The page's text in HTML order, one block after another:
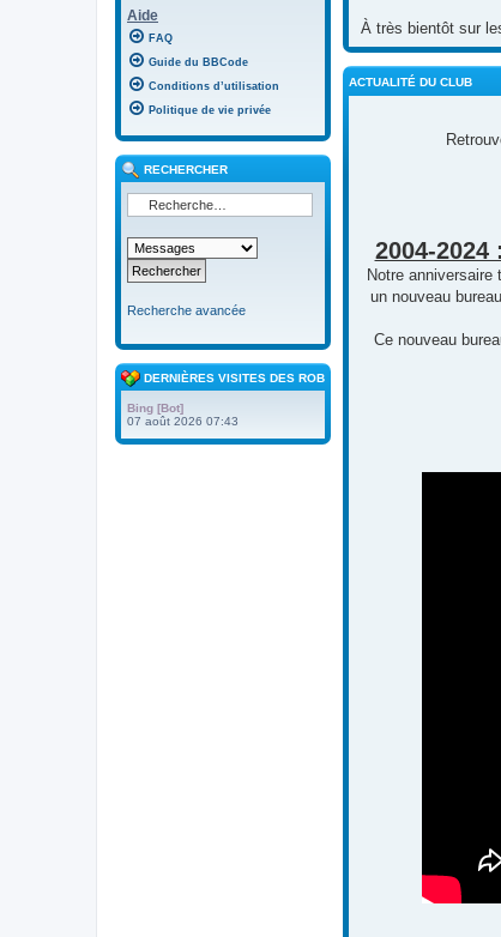
À très bientôt sur
ACTUALITÉ DU CLUB
2004-
Notre
un nouveau
Ce nouveau
Aide
FAQ
Guide du BBCode
Conditions d’utilisation
Politique de vie privée
RECHERCHER
Recherche avancée
DERNIÈRES VISITES DES ROBOTS
Bing [Bot]
07 août 2026 07:43